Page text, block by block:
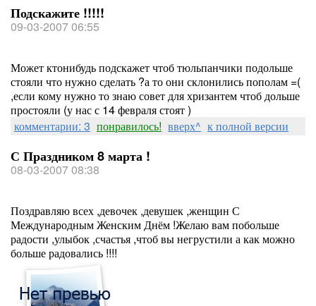
Подскажите !!!!!
09-03-2007 06:55
Может ктонибудь подскажет чтоб тюльпанчики подольше
стояли что нужно сделать ?а то они склонились пополам =(
,если кому нужно то знаю совет для хризантем чтоб дольше
простояли (у нас с 14 февраля стоят )
комментарии: 3 понравилось! вверх^ к полной версии
С Праздником 8 марта !
08-03-2007 08:38
Поздравляю всех ,девочек ,девушек ,женщин С
Международным Женским Днём !Желаю вам побольше
радости ,улыбок ,счастья ,чтоб вы негрустили а как можно
больше радовались !!!!